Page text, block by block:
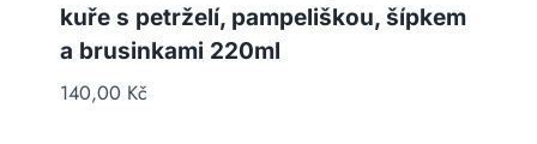
kuře s petrželí, pampeliškou, šípkem
a brusinkami 220ml
140,00 Kč